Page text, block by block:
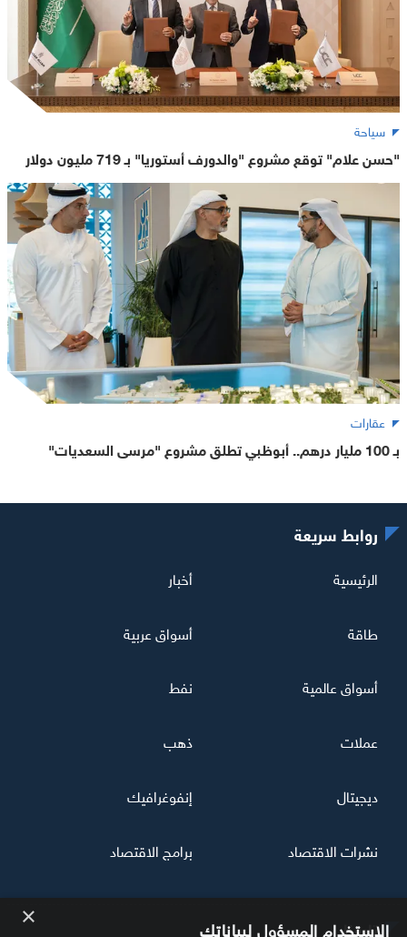
سياحة
"حسن علام" توقع مشروع "والدورف أستوريا" بـ 719 مليون دولار
عقارات
بـ 100 مليار درهم.. أبوظبي تطلق مشروع "مرسى السعديات"
تابعنا
روابط سريعة
الرئيسية أخبار
طاقة أسواق عربية
أسواق عالمية نفط
عملات ذهب
ديجيتال إنفوغرافيك
نشرات الاقتصاد برامج الاقتصاد
× الاستخدام المسؤول لبياناتك